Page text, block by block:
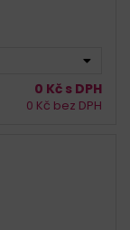
0 Kč s DPH
0 Kč bez DPH